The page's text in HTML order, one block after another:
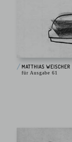
MATTHIAS WEISCHER
für Ausgabe 61